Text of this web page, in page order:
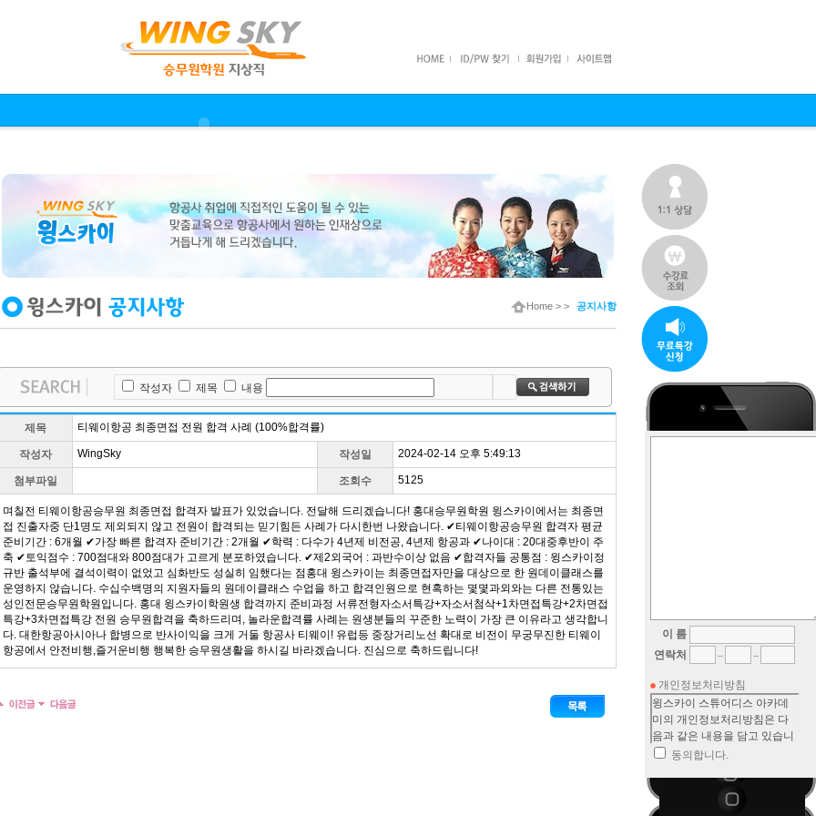
Home > > 공지사항
작성자 제목 내용
제목 티웨이항공 최종면접 전원 합격 사례 (100%합격률)
작성자 WingSky 작성일 2024-02-14 오후 5:49:13
첨부파일 조회수 5125
며칠전 티웨이항공승무원 최종면접 합격자 발표가 있었습니다. 전달해 드리겠습니다! 홍대승무원학원 윙스카이에서는 최종면
접 진출자중 단1명도 제외되지 않고 전원이 합격되는 믿기힘든 사례가 다시한번 나왔습니다. ✔티웨이항공승무원 합격자 평균
준비기간 : 6개월 ✔가장 빠른 합격자 준비기간 : 2개월 ✔학력 : 다수가 4년제 비전공, 4년제 항공과 ✔나이대 : 20대중후반이 주
축 ✔토익점수 : 700점대와 800점대가 고르게 분포하였습니다. ✔제2외국어 : 과반수이상 없음 ✔합격자들 공통점 : 윙스카이정
규반 출석부에 결석이력이 없었고 심화반도 성실히 임했다는 점 ​ 홍대 윙스카이는 최종면접자만을 대상으로 한 원데이클래스를
운영하지 않습니다. 수십수백명의 지원자들의 원데이클래스 수업을 하고 합격인원으로 현혹하는 몇몇과외와는 다른 전통있는
성인전문승무원학원입니다. 홍대 윙스카이학원생 합격까지 준비과정 서류전형자소서특강+자소서첨삭+1차면접특강+2차면접
특강+3차면접특강 전원 승무원합격을 축하드리며, 놀라운합격률 사례는 원생분들의 꾸준한 노력이 가장 큰 이유라고 생각합니
다. 대한항공아시아나 합병으로 반사이익을 크게 거둘 항공사 티웨이! 유럽등 중장거리노선 확대로 비전이 무궁무진한 티웨이
항공에서 안전비행,즐거운비행 행복한 승무원생활을 하시길 바라겠습니다. 진심으로 축하드립니다!
이 름
연락처
개인정보처리방침
동의합니다.